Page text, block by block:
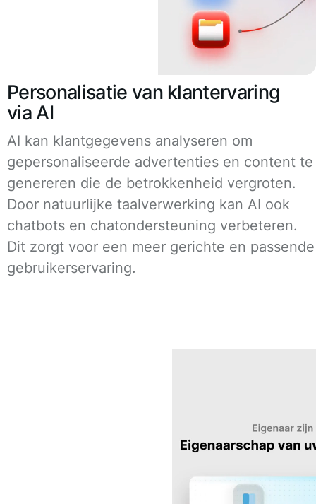
Personalisatie van klantervaring
via AI
AI kan klantgegevens analyseren om
gepersonaliseerde advertenties en content te
genereren die de betrokkenheid vergroten.
Door natuurlijke taalverwerking kan AI ook
chatbots en chatondersteuning verbeteren.
Dit zorgt voor een meer gerichte en passende
gebruikerservaring.